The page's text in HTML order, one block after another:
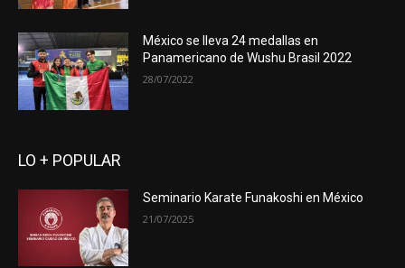
México se lleva 24 medallas en
Panamericano de Wushu Brasil 2022
28/07/2022
LO + POPULAR
Seminario Karate Funakoshi en México
21/07/2025